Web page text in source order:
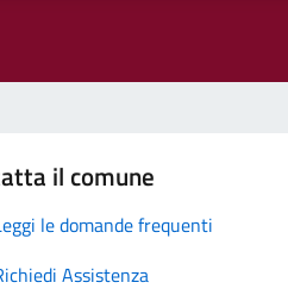
il comune
le domande frequenti
Assistenza